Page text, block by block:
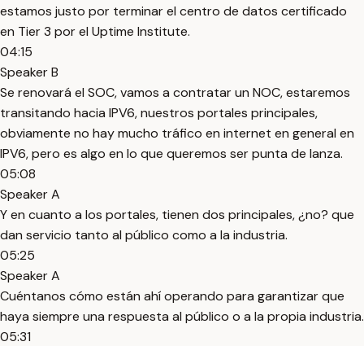
estamos justo por terminar el centro de datos certificado
en Tier 3 por el Uptime Institute.
04:15
Speaker B
Se renovará el SOC, vamos a contratar un NOC, estaremos
transitando hacia IPV6, nuestros portales principales,
obviamente no hay mucho tráfico en internet en general en
IPV6, pero es algo en lo que queremos ser punta de lanza.
05:08
Speaker A
Y en cuanto a los portales, tienen dos principales, ¿no? que
dan servicio tanto al público como a la industria.
05:25
Speaker A
Cuéntanos cómo están ahí operando para garantizar que
haya siempre una respuesta al público o a la propia industria.
05:31